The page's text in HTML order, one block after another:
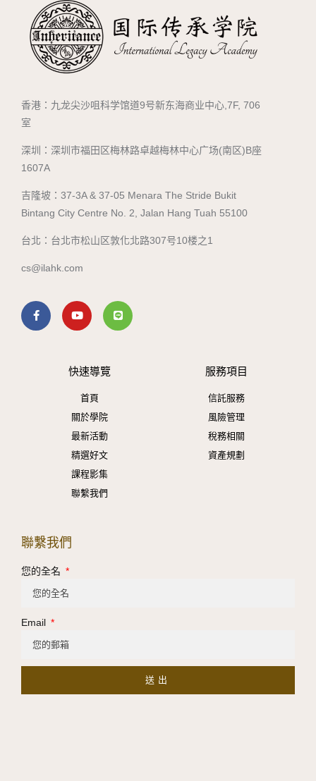
香港：九龙尖沙咀科学馆道9号新东海商业中心,7F, 706
室
深圳：深圳市福田区梅林路卓越梅林中心广场(南区)B座
1607A
吉隆坡：37-3A & 37-05 Menara The Stride Bukit
Bintang City Centre No. 2, Jalan Hang Tuah 55100
台北：台北市松山区敦化北路307号10楼之1
cs@ilahk.com
快速導覽
首頁
關於學院
最新活動
精選好文
課程影集
聯繫我們
服務項目
信託服務
風險管理
稅務相關
資產規劃
聯繫我們
您的全名
Email
送出